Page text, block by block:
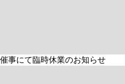
催事にて臨時休業のお知らせ